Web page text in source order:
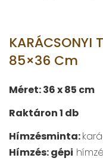
KARÁCSONYI
85×36 Cm
Méret: 36 x 85 cm
Raktáron 1 db
Hímzésminta:
Hímzés: gépi